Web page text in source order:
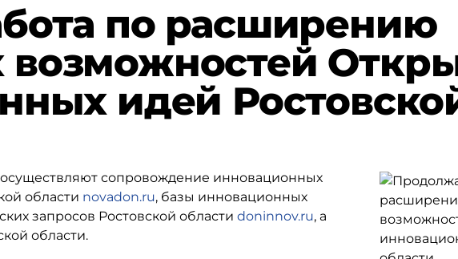
по расширению
идей
сопровождение инновационных
области novadon.ru, базы инновационных
запросов Ростовской области doninnov.ru, а
области.